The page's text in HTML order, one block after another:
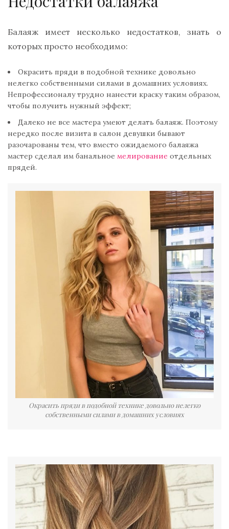
Балаяж имеет несколько недостатков, знать о
которых просто необходимо:
Окрасить пряди в подобной технике довольно
нелегко собственными силами в домашних условиях.
Непрофессионалу трудно нанести краску таким образом,
чтобы получить нужный эффект;
Далеко не все мастера умеют делать балаяж. Поэтому
нередко после визита в салон девушки бывают
разочарованы тем, что вместо ожидаемого балаяжа
мастер сделал им банальное мелирование отдельных
прядей.
Окрасить пряди в подобной технике довольно нелегко
собственными силами в домашних условиях